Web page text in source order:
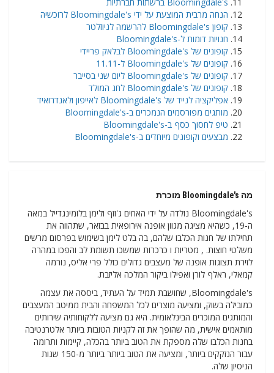
הנחה מרבית המוצעת על ידי Bloomingdale's לרוכשיה
קופון Bloomingdale's להרשמה לניוזלטר
חנויות דומות ל-Bloomingdale's
קופונים של Bloomingdale's לבלאק פריידי
קופונים של Bloomingdale's ל-11.11
קופונים של Bloomingdale's ליום שני בסייבר
קופונים של Bloomingdale's לחג המולד
אפליקציה לנייד של Bloomingdale's לאייפון ולאנדרואיד
מותגים מפורסמים הנמכרים ב-Bloomingdale's
טיפ לחסוך כסף ב-Bloomingdale's
מבצעים וקופונים מיוחדים ב-Bloomingdale's
מה Bloomingdale's מוכרת
Bloomingdale's נולדה על ידי האחים ג'וזף ולימן בלומינגדייל במאה
ה-19, כשהיא מציגה מגוון אופנה אירופאית בבזאר, שתהווה את
תחילתו של חנות הכלבו שלהם, בה בלט לימן בשימוש בפרסום מרשים
משלטי חוצות. , מטריות ו כרכרות שמשכו תשומת לב והפכו במהרה
לזירת תצוגות אופנה של מעצבים גדולים כולל פרי אליס, נורמה
קמאלי, ראלף לורן ואפילו ביקור המלכה אליזבת.
Bloomingdale's, שחושבת תמיד על העתיד, ביססה את עצמה
כמובילה בשוק, ומציעה מוצרים לכל המשפחה והבית ממיטב המעצבים
והמותגים המוכרים הבינלאומית. היא גם מציעה ללקוחותיה שירותים
מותאמים אישית, מה שהופך את זה לקניות הטובות ביותר אלטרנטיבה
בחנות הכלבו שלה מספקת את הטוב ביותר בהכלה, קיימות ותרומה
עבור הנזקקים ביותר, ומציעה את הטוב ביותר ביותר מ-150 שנות
הניסיון שלה.